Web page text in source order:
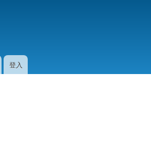
登入